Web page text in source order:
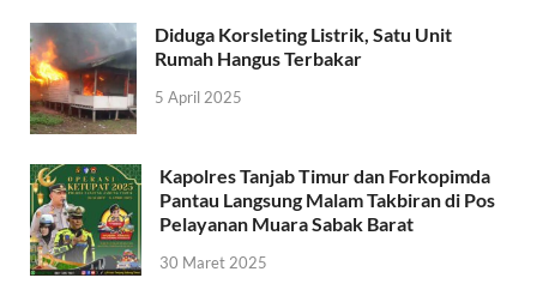
Diduga Korsleting Listrik, Satu Unit
Rumah Hangus Terbakar
5 April 2025
Kapolres Tanjab Timur dan Forkopimda
Pantau Langsung Malam Takbiran di Pos
Pelayanan Muara Sabak Barat
30 Maret 2025